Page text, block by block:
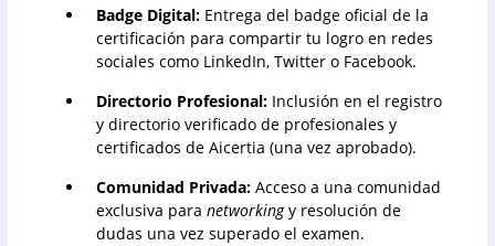
Badge Digital: Entrega del badge oficial de la
certificación para compartir tu logro en redes
sociales como LinkedIn, Twitter o Facebook.
Directorio Profesional: Inclusión en el registro
y directorio verificado de profesionales y
certificados de Aicertia (una vez aprobado).
Comunidad Privada: Acceso a una comunidad
exclusiva paranetworkingy resolución de
dudas una vez superado el examen.